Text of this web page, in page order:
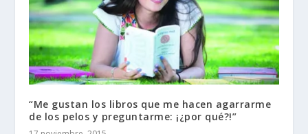
“Me gustan los libros que me hacen agarrarme
de los pelos y preguntarme: ¡¿por qué?!”